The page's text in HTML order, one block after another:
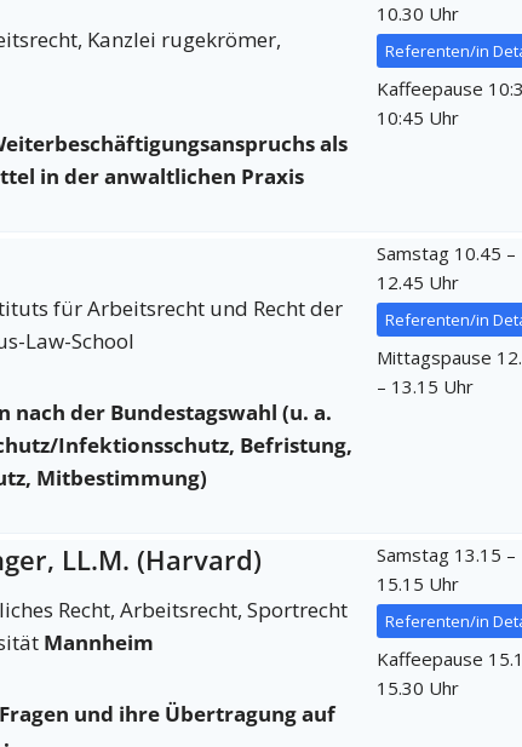
Kanzlei rugekrömer,
als
in der anwaltlichen Praxis
10.30 Uhr
Referenten/in
Kaffeepause
10:45 Uhr
für Arbeitsrecht und Recht der
Law-School
nach der Bundestagswahl (u. a.
Infektionsschutz, Befristung,
Mitbestimmung)
Samstag 10.45 –
12.45 Uhr
Referenten/in
Mittagspause
– 13.15 Uhr
LL.M. (Harvard)
Recht, Arbeitsrecht, Sportrecht
Mannheim
und ihre Übertragung auf
Samstag 13.15 –
15.15 Uhr
Referenten/in
Kaffeepause
15.30 Uhr